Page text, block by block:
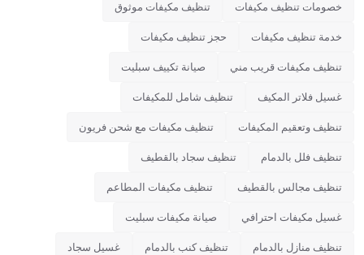
خصومات تنظيف مكيفات تنظيف مكيفات موثوق
خدمة تنظيف مكيفات حجز تنظيف مكيفات
تنظيف مكيفات قريب مني صيانة تكييف سبليت
غسيل فلاتر المكيف تنظيف شامل للمكيفات
تنظيف وتعقيم المكيفات تنظيف مكيفات مع شحن فريون
تنظيف فلل بالدمام تنظيف سجاد بالقطيف
تنظيف مجالس بالقطيف تنظيف مكيفات المطاعم
غسيل مكيفات احترافي صيانة مكيفات سبليت
تنظيف منازل بالدمام تنظيف كنب بالدمام غسيل سجاد